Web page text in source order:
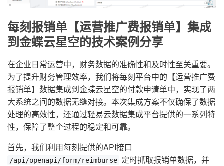
每刻报销单【运营推广费报销单】集成
到金蝶云星空的技术案例分享
在企业日常运营中，财务数据的准确性和及时性至关重要。
为了提升财务管理效率，我们将每刻平台中的【运营推广费
报销单】数据集成到金蝶云星空的付款申请单中，实现了两
大系统之间的数据无缝对接。本次集成方案不仅确保了数据
处理的高效性，还通过轻易云数据集成平台提供的一系列特
性，保障了整个过程的稳定和可靠。
首先，我们利用每刻提供的API接口
/api/openapi/form/reimburse 定时抓取报销单数据，并